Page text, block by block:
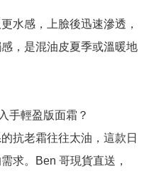
水感，上臉後迅速滲透，
，是混油皮夏季或溫暖地
手輕盈版面霜？
抗老霜往往太油，這款日
求。Ben 哥現貨直送，